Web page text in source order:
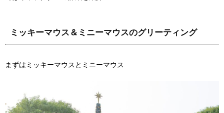
ミッキーマウス＆ミニーマウスのグリーティング
まずはミッキーマウスとミニーマウス